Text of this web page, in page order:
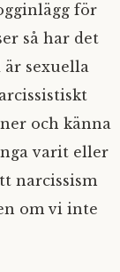
för
så har det
sexuella
och känna
varit eller
narcissism
om vi inte